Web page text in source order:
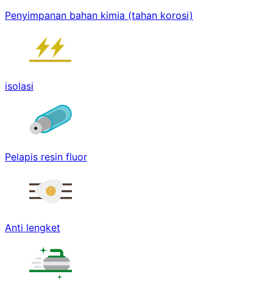
Penyimpanan bahan kimia (tahan korosi)
isolasi
Pelapis resin fluor
Anti lengket